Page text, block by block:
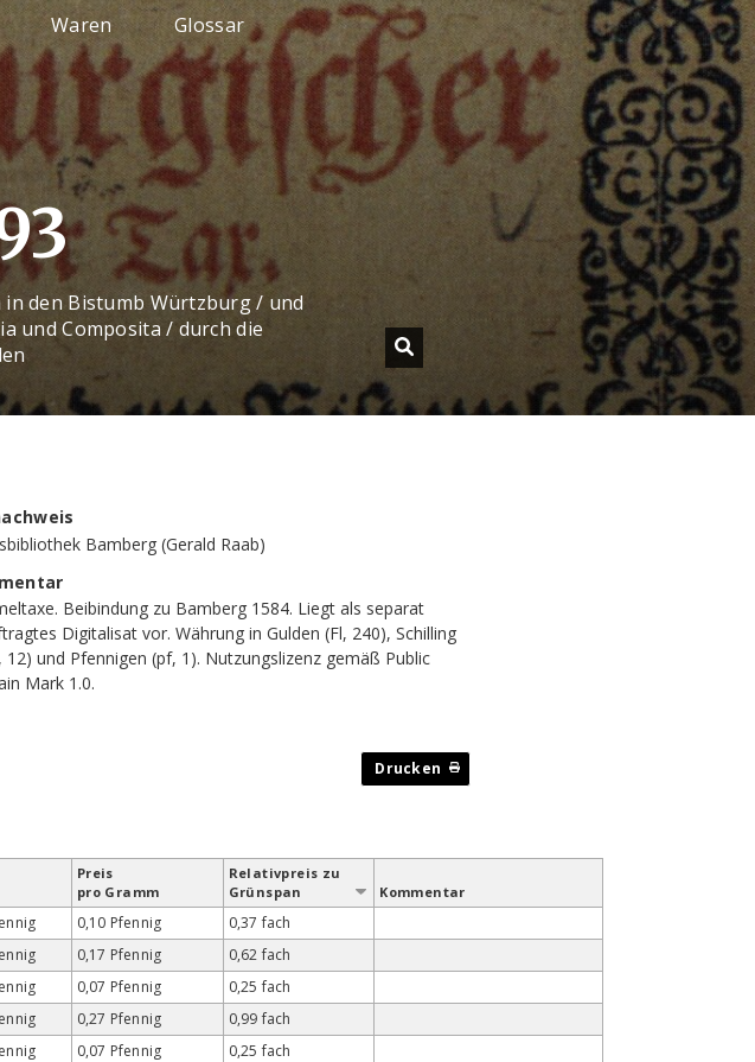
Waren Glossar
den Bistumb Würtzburg / und
und Composita / durch die
Bamberg (Gerald Raab)
Beibindung zu Bamberg 1584. Liegt als separat
Digitalisat vor. Währung in Gulden (Fl, 240), Schilling
12) und Pfennigen (pf, 1). Nutzungslizenz gemäß Public
Mark 1.0.
Preis
pro Gramm
Relativ­preis zu
Grün­span
Kommentar
0,10 Pfennig
0,37 fach
0,17 Pfennig
0,62 fach
0,07 Pfennig
0,25 fach
0,27 Pfennig
0,99 fach
0,07 Pfennig
0,25 fach